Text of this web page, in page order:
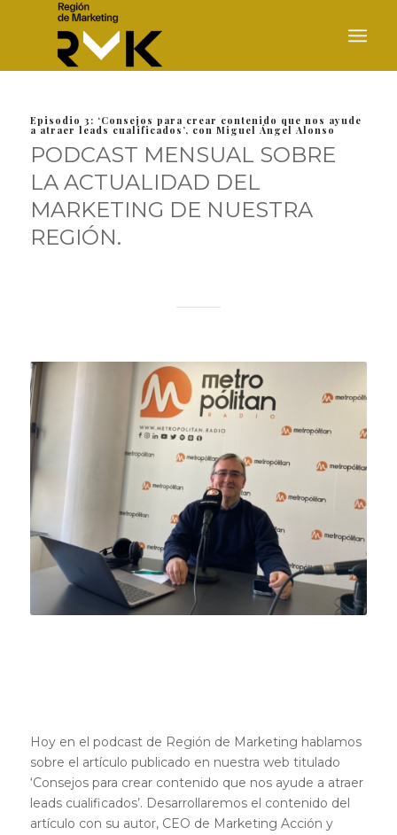
Episodio 3: ‘Consejos para crear contenido que nos ayude
a atraer leads cualificados’, con Miguel Ángel Alonso
PODCAST MENSUAL SOBRE
LA ACTUALIDAD DEL
MARKETING DE NUESTRA
REGIÓN.
Hoy en el podcast de Región de Marketing hablamos
sobre el artículo publicado en nuestra web titulado
‘Consejos para crear contenido que nos ayude a atraer
leads cualificados’. Desarrollaremos el contenido del
artículo con su autor, CEO de Marketing Acción y